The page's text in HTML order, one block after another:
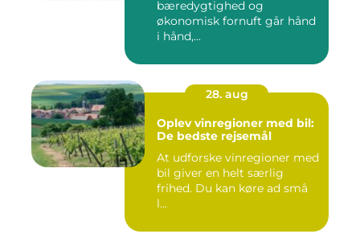
bæredygtighed og
økonomisk fornuft går hånd
i hånd,...
28. aug
Oplev vinregioner med bil:
De bedste rejsemål
At udforske vinregioner med
bil giver en helt særlig
frihed. Du kan køre ad små
l...